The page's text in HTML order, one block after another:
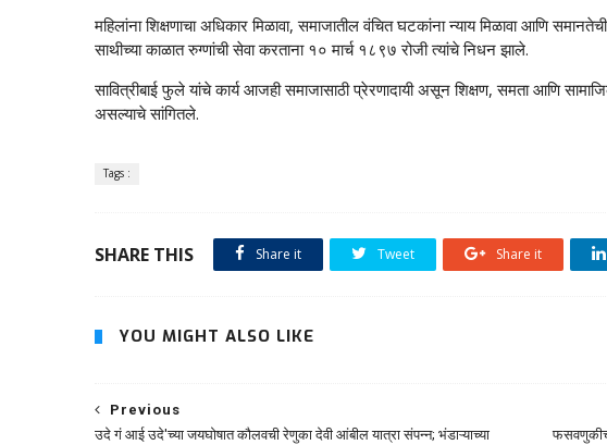
महिलांना शिक्षणाचा अधिकार मिळावा, समाजातील वंचित घटकांना न्याय मिळावा आणि
साथीच्या काळात रुग्णांची सेवा करताना १० मार्च १८९७ रोजी त्यांचे निधन झाले.
सावित्रीबाई फुले यांचे कार्य आजही समाजासाठी प्रेरणादायी असून शिक्षण, समता आणि
असल्याचे सांगितले.
Tags :
SHARE THIS Share it Tweet Share it
YOU MIGHT ALSO LIKE
Previous
उदे गं आई उदे'च्या जयघोषात कौलवची रेणुका देवी आंबील यात्रा संपन्न; भंडाऱ्याच्या